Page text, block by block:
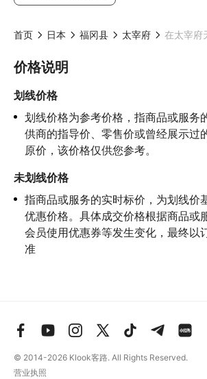
首页 日本 福冈县 太宰府
价格说明
划线价格
划线价格为参考价格，指商品或服务
供商的指导价、零售价或曾经展示过
原价，该价格仅供您参考。
未划线价格
指商品或服务的实时标价，为划线价
优惠价格。具体成交价格根据商品或
会员使用优惠券等发生变化，最终以
准
© 2014-2026 Klook客路. All Rights Reserved.
营业执照